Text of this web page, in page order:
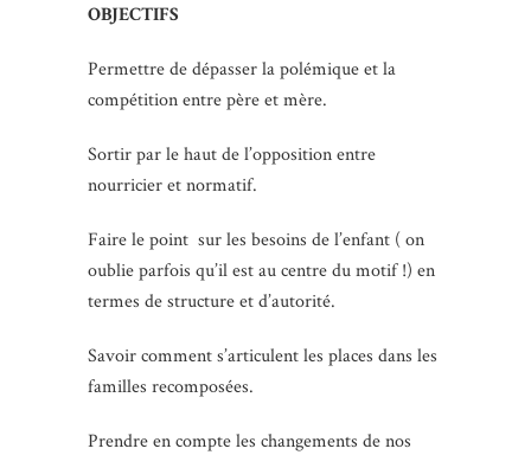
OBJECTIFS
Permettre de dépasser la polémique et la
compétition entre père et mère.
Sortir par le haut de l’opposition entre
nourricier et normatif.
Faire le point sur les besoins de l’enfant ( on
oublie parfois qu’il est au centre du motif !) en
termes de structure et d’autorité.
Savoir comment s’articulent les places dans les
familles recomposées.
Prendre en compte les changements de nos